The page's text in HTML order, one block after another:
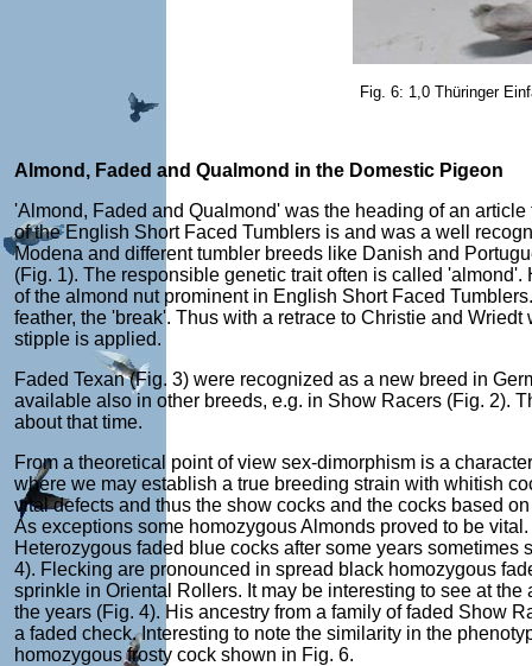
Fig. 6: 1,0 Thüringer
Almond, Faded and Qualmond in the Domestic Pigeon
'Almond, Faded and Qualmond' was the heading of an
of the English Short Faced Tumblers is and was a well
Modena and different tumbler breeds like Danish and
(Fig. 1). The responsible genetic trait often is called
of the almond nut prominent in English Short Faced
feather, the 'break'. Thus with a retrace to Christie and
stipple is applied.
Faded Texan (Fig. 3) were recognized as a new breed in
available also in other breeds, e.g. in Show Racers (Fig. 2).
about that time.
From a theoretical point of view sex-dimorphism is a
where we may establish a true breeding strain with whitish
vital defects and thus the show cocks and the cocks based
As exceptions some homozygous Almonds proved to be
Heterozygous faded blue cocks after some years
4). Flecking are pronounced in spread black homozygous
sprinkle in Oriental Rollers. It may be interesting to see at
the years (Fig. 4). His ancestry from a family of faded Show
a faded check. Interesting to note the similarity in the
homozygous frosty cock shown in Fig. 6.